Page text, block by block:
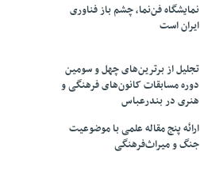
نمایشگاه فن‌نما، چشم باز فناوری
ایران است
تجلیل از بر‌ترین‌های چهل و سومین
دوره مسابقات کانون‌های فرهنگی و
هنری در بندرعباس
ارائه پنج مقاله علمی با موضوعیت
جنگ و میراث‌فرهنگی